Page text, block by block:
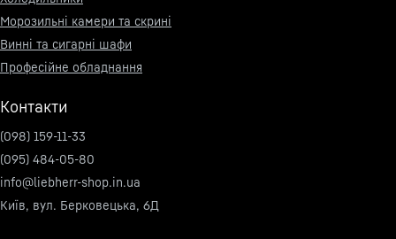
Морозильні камери та скрині
Винні та сигарні шафи
Професійне обладнання
Контакти
(098) 159-11-33
(095) 484-05-80
info@liebherr-shop.in.ua
Київ, вул. Берковецька, 6Д